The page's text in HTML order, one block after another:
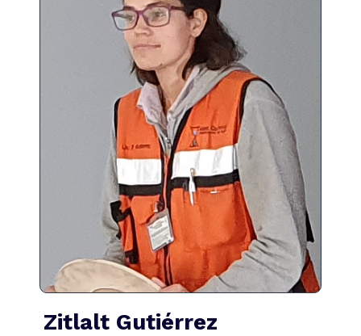
Lic. Zitlalt Z. Gutiérrez M.
Gerente General
zitlalt.zgm@gmail.com
Zitlalt Gutiérrez